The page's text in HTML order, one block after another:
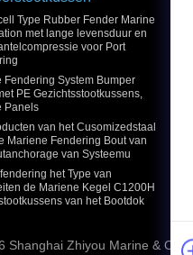
Type Rubber Fender Marine
met lange levensduur en
voor Port
Fendering System Bumper
PE Gezichtsstootkussens,
Panels
van het Cusomizedstaal
Mariene Fendering Bout van
van Systeemu
het Type van
de Mariene Kegel C1200H
van het Bootdok
Zhiyou Marine &